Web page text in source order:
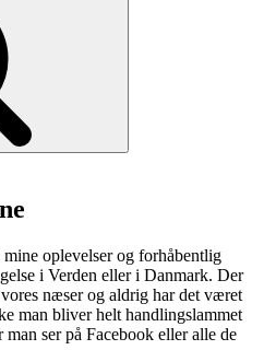
oplevelser og forhåbentlig
i Verden eller i Danmark. Der
næser og aldrig har det været
man bliver helt handlingslammet
ser på Facebook eller alle de